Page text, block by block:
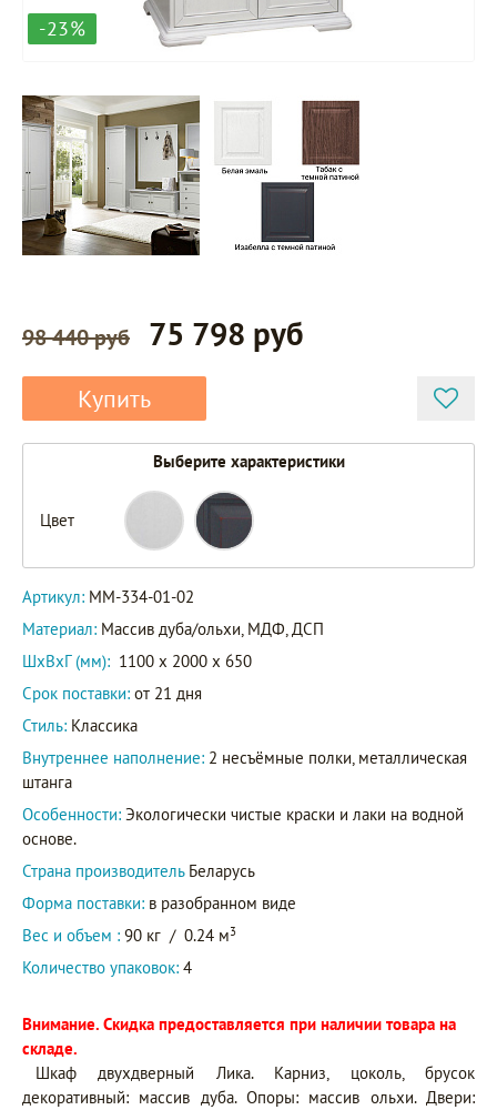
-23%
98 440 руб 75 798 руб
Купить
Выберите характеристики
Цвет
Артикул: ММ-334-01-02
Материал: Массив дуба/ольхи, МДФ, ДСП
ШxВxГ (мм): 1100 x 2000 x 650
Срок поставки: от 21 дня
Стиль: Классика
Внутреннее наполнение: 2 несъёмные полки, металлическая
штанга
Особенности: Экологически чистые краски и лаки на водной
основе.
Страна производитель Беларусь
Форма поставки: в разобранном виде
Вес и объем : 90 кг / 0.24 м3
Количество упаковок: 4
Внимание. Скидка предоставляется при наличии товара на
складе.
Шкаф двухдверный Лика. Карниз, цоколь, брусок
декоративный: массив дуба. Опоры: массив ольхи. Двери: